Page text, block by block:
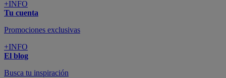
+INFO
Tu cuenta
Promociones exclusivas
+INFO
El blog
Busca tu inspiración